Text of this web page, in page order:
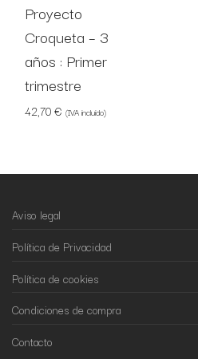
Proyecto
Croqueta – 3
años : Primer
trimestre
42,70€ (IVA incluido)
Aviso legal
Política de Privacidad
Política de cookies
Condiciones de compra
Contacto